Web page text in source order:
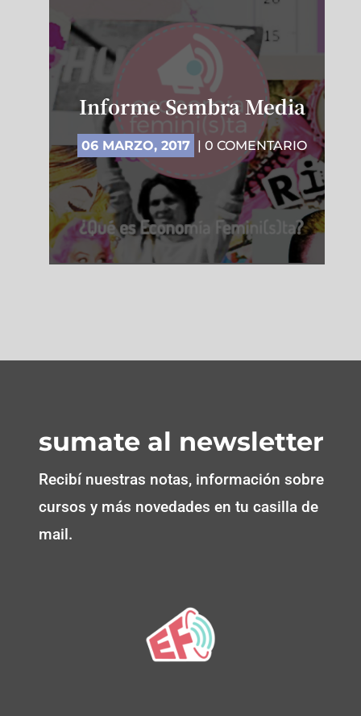
Informe Sembra Media
06 MARZO, 2017 | 0 COMENTARIO
sumate al newsletter
Recibí nuestras notas, información sobre
cursos y más novedades en tu casilla de
mail.